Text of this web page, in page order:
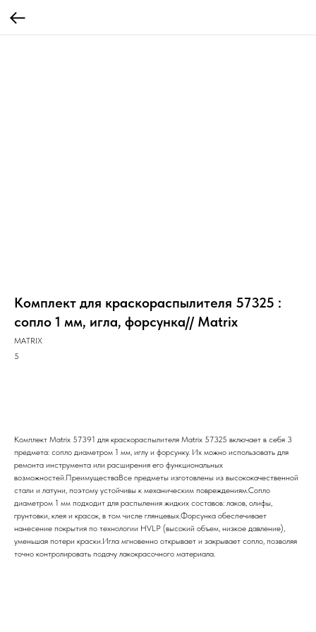
Комплект для краскораспылителя 57325 :
сопло 1 мм, игла, форсунка// Matrix
MATRIX
5
Комплект Matrix 57391 для краскораспылителя Matrix 57325 включает в себя 3
предмета: сопло диаметром 1 мм, иглу и форсунку. Их можно использовать для
ремонта инструмента или расширения его функциональных
возможностей.ПреимуществаВсе предметы изготовлены из высококачественной
стали и латуни, поэтому устойчивы к механическим повреждениям.Сопло
диаметром 1 мм подходит для распыления жидких составов: лаков, олифы,
грунтовки, клея и красок, в том числе глянцевых.Форсунка обеспечивает
нанесение покрытия по технологии HVLP (высокий объем, низкое давление),
уменьшая потери краски.Игла мгновенно открывает и закрывает сопло, позволяя
точно контролировать подачу лакокрасочного материала.